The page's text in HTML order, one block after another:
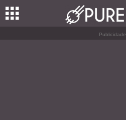
Publicidade